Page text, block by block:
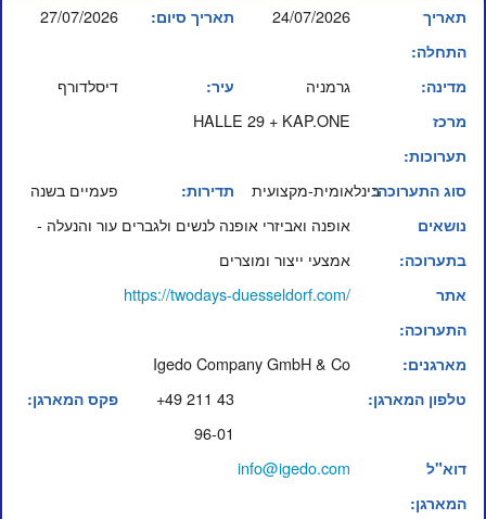
27/07/2026 תאריך סיום: 24/07/2026
תאריך
התחלה:
דיסלדורף עיר: גרמניה מדינה:
HALLE 29 + KAP.ONE
מרכז
תערוכות:
פעמיים בשנה תדירות: בינלאומית-מקצועיתסוג התערוכה:
אופנה ואביזרי אופנה לנשים ולגברים עור והנעלה -
אמצעי ייצור ומוצרים
נושאים
בתערוכה:
https://twodays-duesseldorf.com/
אתר
התערוכה:
Igedo Company GmbH & Co
מארגנים:
פקס המארגן:
+49 211 43
96-01
טלפון המארגן:
info@igedo.com
דוא"ל
המארגן: